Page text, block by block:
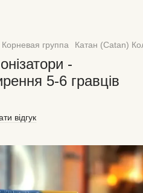
Корневая группа Катан (Catan)
-
5-6 гравців
відгук